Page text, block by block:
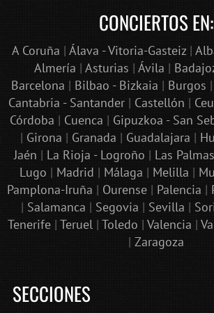
CONCIERTOS EN:
A Coruña | Álava - Vitoria-Gasteiz|
Almería | Asturias | Ávila |
Barcelona | Bilbao - Bizkaia | Burgos |
Cantabria - Santander| Castellón |
Córdoba | Cuenca | Gipuzkoa - San
| Girona | Granada | Guadalajara |
Jaén | La Rioja - Logroño | Las Palmas
Lugo | Madrid | Málaga | Melilla |
Pamplona-Iruña | Ourense | Palencia |
| Salamanca | Segovia | Sevilla |
Tenerife| Teruel| Toledo | Valencia |
| Zaragoza
SECCIONES